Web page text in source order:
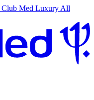
Club Med Luxury All